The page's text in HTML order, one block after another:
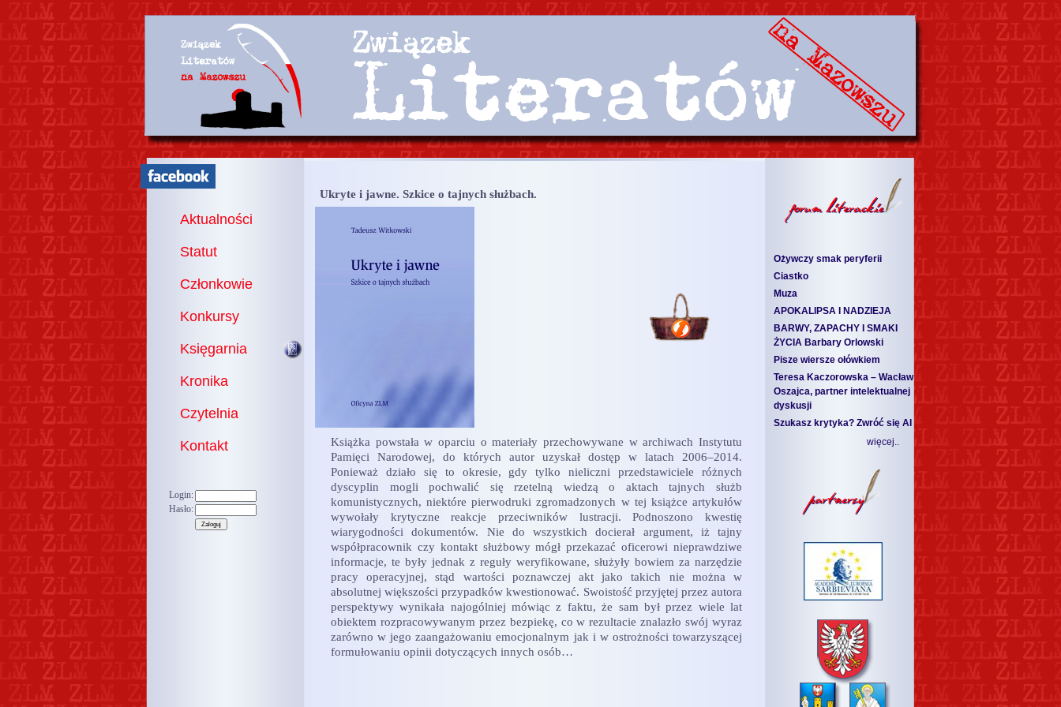
Aktualności
Statut
Członkowie
Konkursy
Księgarnia
Kronika
Czytelnia
Kontakt
Login:
Hasło:
Ożywczy smak peryferii
Ciastko
Muza
APOKALIPSA I NADZIEJA
BARWY, ZAPACHY I SMAKI
ŻYCIA Barbary Orlowski
Pisze wiersze ołówkiem
Teresa Kaczorowska – Wacław
Oszajca, partner intelektualnej
dyskusji
Szukasz krytyka? Zwróć się AI
więcej..
Ukryte i jawne. Szkice o tajnych służbach.
Książka powstała w oparciu o materiały przechowywane w archiwach Instytutu
Pamięci Narodowej, do których autor uzyskał dostęp w latach 2006–2014.
Ponieważ działo się to okresie, gdy tylko nieliczni przedstawiciele różnych
dyscyplin mogli pochwalić się rzetelną wiedzą o aktach tajnych służb
komunistycznych, niektóre pierwodruki zgromadzonych w tej książce artykułów
wywołały krytyczne reakcje przeciwników lustracji. Podnoszono kwestię
wiarygodności dokumentów. Nie do wszystkich docierał argument, iż tajny
współpracownik czy kontakt służbowy mógł przekazać oficerowi nieprawdziwe
informacje, te były jednak z reguły weryfikowane, służyły bowiem za narzędzie
pracy operacyjnej, stąd wartości poznawczej akt jako takich nie można w
absolutnej większości przypadków kwestionować. Swoistość przyjętej przez autora
perspektywy wynikała najogólniej mówiąc z faktu, że sam był przez wiele lat
obiektem rozpracowywanym przez bezpiekę, co w rezultacie znalazło swój wyraz
zarówno w jego zaangażowaniu emocjonalnym jak i w ostrożności towarzyszącej
formułowaniu opinii dotyczących innych osób…